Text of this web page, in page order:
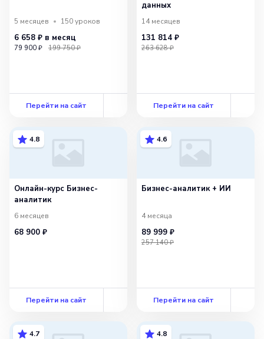
5 месяцев 150уроков
6 658 ₽ в месяц
79 900 ₽ 199 750 ₽
Перейти на сайт
данных
14 месяцев
131 814 ₽
263 628 ₽
Перейти на сайт
4.8
Онлайн-курс Бизнес-
аналитик
6 месяцев
68 900 ₽
Перейти на сайт
4.6
Бизнес-аналитик + ИИ
4 месяца
89 999 ₽
257 140 ₽
Перейти на сайт
4.7 4.8